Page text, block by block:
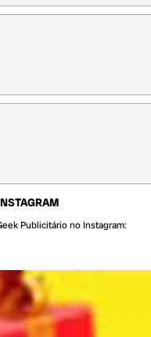
Publicitário no Instagram: